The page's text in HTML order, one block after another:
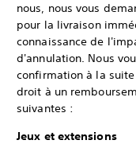
nous, nous vous
pour la livraison
connaissance de
d'annulation. Nous
confirmation à la
droit à un
suivantes :
Jeux et extensions